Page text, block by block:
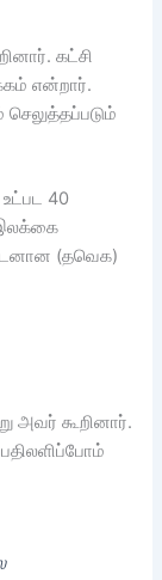
கட்சி
என்றார்.
40
(தவெக)
அவர் கூறினார்.